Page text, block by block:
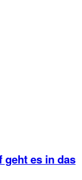
geht es in das